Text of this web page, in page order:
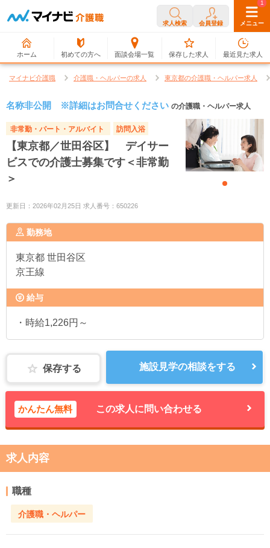
求人検索 会員登録 メニュー
ホーム 初めての方へ 面談会場一覧
0
保存した求人
1
最近見た求人
マイナビ介護職 介護職・ヘルパーの求人 東京都の介護職・ヘルパー求人
名称非公開 ※詳細はお問合せください の介護職・ヘルパー求人
非常勤・パート・アルバイト 訪問入浴
【東京都／世田谷区】 デイサー
ビスでの介護士募集です＜非常勤
＞
更新日：2026年02月25日 求人番号：650226
勤務地
東京都 世田谷区
京王線
給与
・時給1,226円～
保存する 施設見学の相談をする
かんたん無料 この求人に問い合わせる
求人内容
職種
介護職・ヘルパー